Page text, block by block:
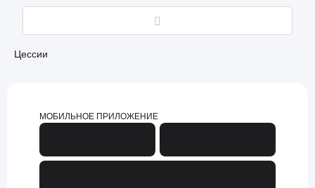
Цессии
МОБИЛЬНОЕ ПРИЛОЖЕНИЕ